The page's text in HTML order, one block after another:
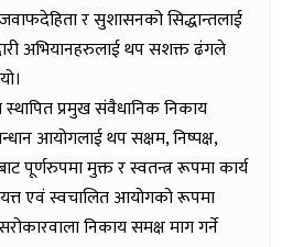
र सुशासनको सिद्धान्तलाई
अभियानहरुलाई थप सशक्त ढंगले
स्थापित प्रमुख संवैधानिक निकाय
आयोगलाई थप सक्षम, निष्पक्ष,
पूर्णरुपमा मुक्त र स्वतन्त्र रूपमा कार्य
एवं स्वचालित आयोगको रूपमा
निकाय समक्ष माग गर्ने